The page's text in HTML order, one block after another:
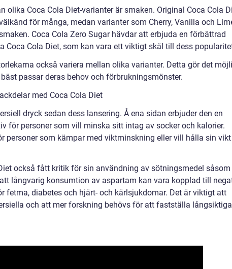
olika Coca Cola Diet-varianter är smaken. Original Coca Cola
för många, medan varianter som Cherry, Vanilla och
Coca Cola Zero Sugar hävdar att erbjuda en förbättrad
Coca Cola Diet, som kan vara ett viktigt skäl till dess
också variera mellan olika varianter. Detta gör det
passar deras behov och förbrukningsmönster.
med Coca Cola Diet
dryck sedan dess lansering. Å ena sidan erbjuder den en
för personer som vill minska sitt intag av socker och kalorier.
personer som kämpar med viktminskning eller vill hålla sin
också fått kritik för sin användning av sötningsmedel såsom
långvarig konsumtion av aspartam kan vara kopplad till
fetma, diabetes och hjärt- och kärlsjukdomar. Det är viktigt att
och att mer forskning behövs för att fastställa långsiktiga